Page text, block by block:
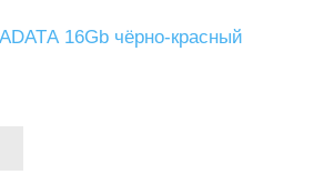
16Gb чёрно-красный